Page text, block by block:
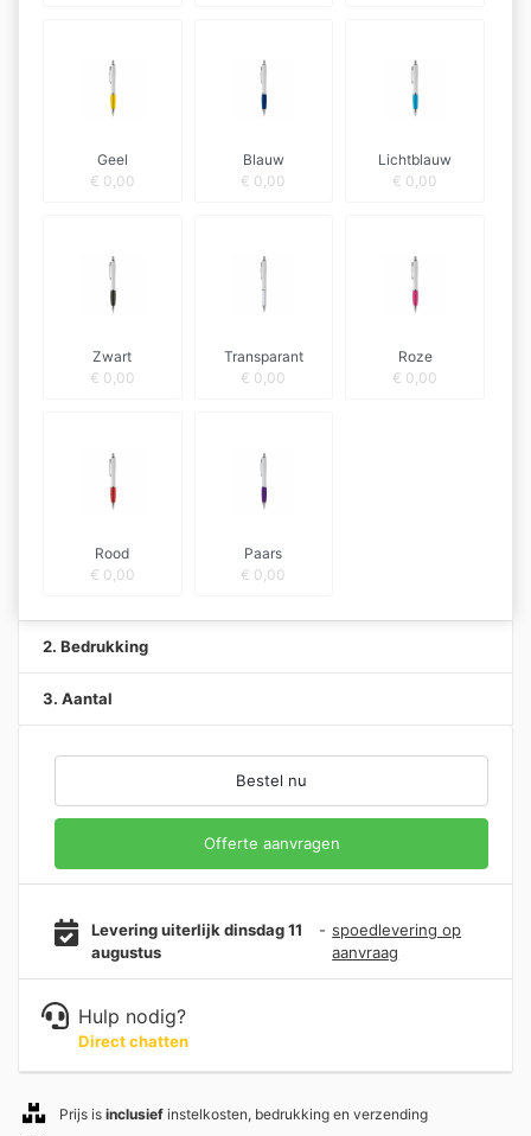
Geel
€ 0,00
Blauw
€ 0,00
Lichtblauw
€ 0,00
Zwart
€ 0,00
Transparant
€ 0,00
Roze
€ 0,00
Rood
€ 0,00
Paars
€ 0,00
2. Bedrukking
3. Aantal
Bestel nu
Offerte aanvragen
Levering uiterlijk dinsdag 11
augustus
- spoedlevering op
aanvraag
Hulp nodig?
Direct chatten
Prijs is inclusief instelkosten, bedrukking en verzending